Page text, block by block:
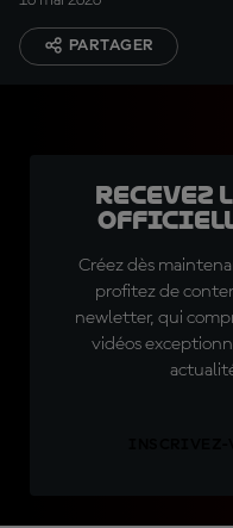
PARTAGER
officielle
Créez dès
profitez de
newletter, qui
vidéos